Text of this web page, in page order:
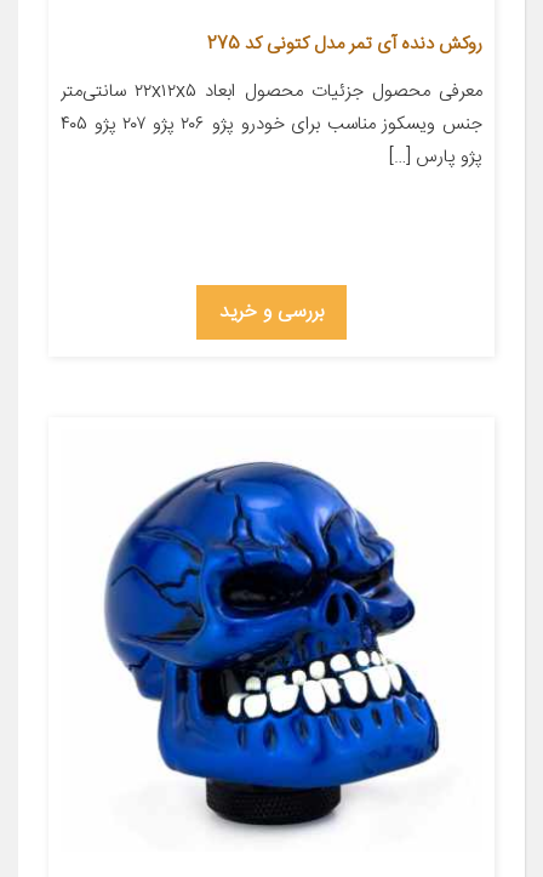
روکش دنده آی تمر مدل کتونی کد 275
معرفی محصول جزئیات محصول ابعاد ۲۲x۱۲x۵ سانتی‌متر
جنس ویسکوز مناسب برای خودرو پژو ۲۰۶ پژو ۲۰۷ پژو ۴۰۵
پژو پارس […]
بررسی و خرید